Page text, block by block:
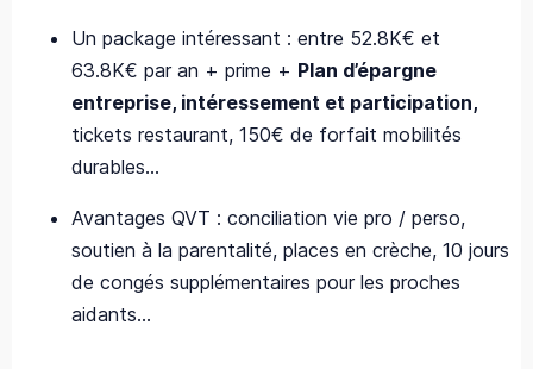
Un package intéressant : entre 52.8K€ et
63.8K€ par an + prime + Plan d’épargne
entreprise, intéressement et participation,
tickets restaurant, 150€ de forfait mobilités
durables…
Avantages QVT : conciliation vie pro / perso,
soutien à la parentalité, places en crèche, 10 jours
de congés supplémentaires pour les proches
aidants...